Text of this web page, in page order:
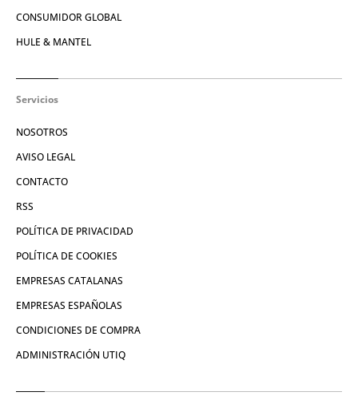
CONSUMIDOR GLOBAL
HULE & MANTEL
Servicios
NOSOTROS
AVISO LEGAL
CONTACTO
RSS
POLÍTICA DE PRIVACIDAD
POLÍTICA DE COOKIES
EMPRESAS CATALANAS
EMPRESAS ESPAÑOLAS
CONDICIONES DE COMPRA
ADMINISTRACIÓN UTIQ